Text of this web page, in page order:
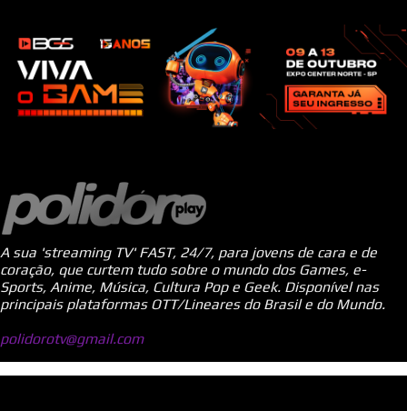
A sua 'streaming TV' FAST, 24/7, para jovens de cara e de
coração, que curtem tudo sobre o mundo dos Games, e-
Sports, Anime, Música, Cultura Pop e Geek. Disponível nas
principais plataformas OTT/Lineares do Brasil e do Mundo.
polidorotv@gmail.com